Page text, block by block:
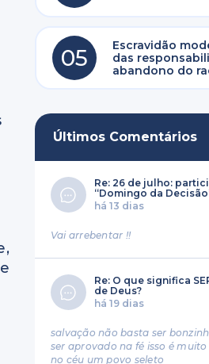
05
Escravidão
das
abandono do
Últimos Comentários
Re: 26 de julho:
“Domingo da
há 13 dias
Vai arrebentar !!
Re: O que significa
de Deus?
há 19 dias
salvação não basta ser
ser aprovado na fé isso é
no céu um povo seleto